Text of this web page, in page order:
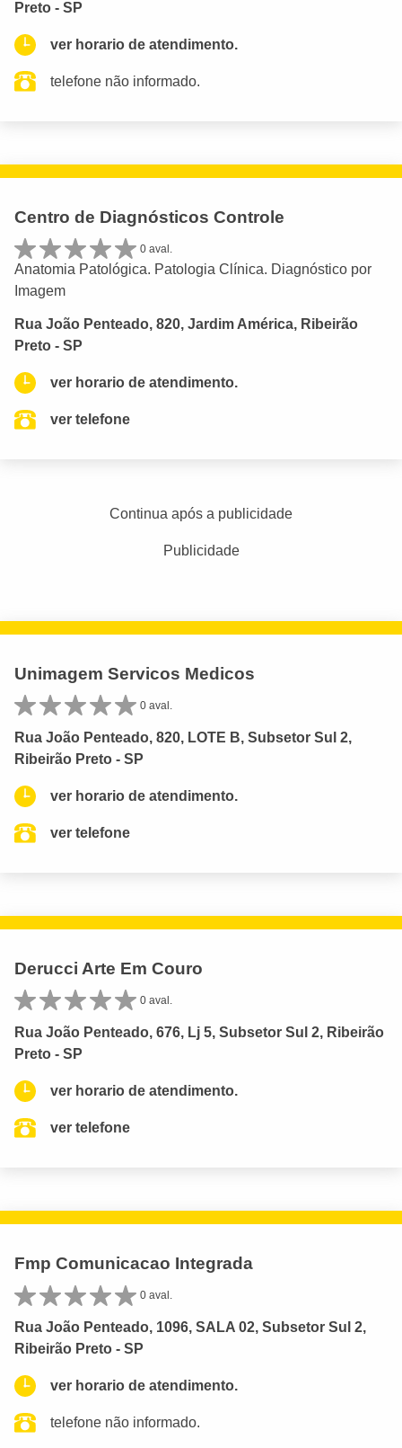
Preto - SP
ver horario de atendimento.
telefone não informado.
Centro de Diagnósticos Controle
0 aval.
Anatomia Patológica. Patologia Clínica. Diagnóstico por
Imagem
Rua João Penteado, 820, Jardim América, Ribeirão
Preto - SP
ver horario de atendimento.
ver telefone
Continua após a publicidade
Publicidade
Unimagem Servicos Medicos
0 aval.
Rua João Penteado, 820, LOTE B, Subsetor Sul 2,
Ribeirão Preto - SP
ver horario de atendimento.
ver telefone
Derucci Arte Em Couro
0 aval.
Rua João Penteado, 676, Lj 5, Subsetor Sul 2, Ribeirão
Preto - SP
ver horario de atendimento.
ver telefone
Fmp Comunicacao Integrada
0 aval.
Rua João Penteado, 1096, SALA 02, Subsetor Sul 2,
Ribeirão Preto - SP
ver horario de atendimento.
telefone não informado.